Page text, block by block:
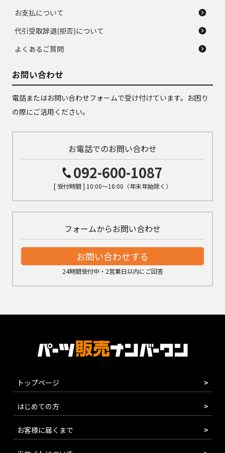
お支払について
代引受取辞退(拒否)について
よくあるご質問
お問い合わせ
電話またはお問い合わせフォームで受け付けています。お困り
の際にご活用ください。
お電話でのお問い合わせ
092-600-1087
[ 受付時間 ] 10:00～18:00（年末年始除く）
フォームからお問い合わせ
お問い合わせする
24時間受付中・2営業日以内にご回答
トップページ
はじめての方
お客様に届くまで